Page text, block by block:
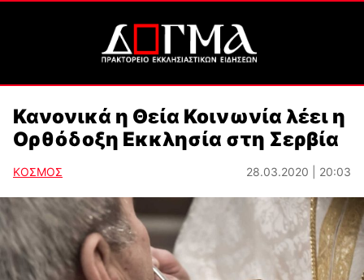
Κανονικά η Θεία Κοινωνία λέει η
Ορθόδοξη Εκκλησία στη Σερβία
ΚΟΣΜΟΣ 28.03.2020 | 20:03